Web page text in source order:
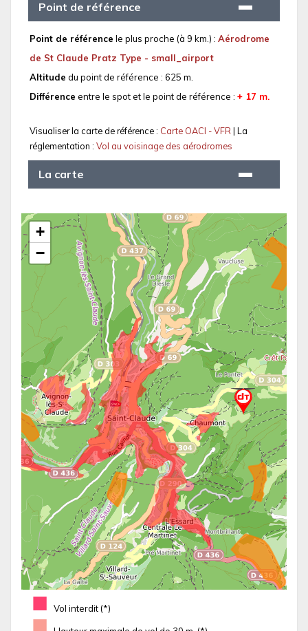
Point de référence
Point de référence le plus proche (à 9 km.) : Aérodrome
de St Claude Pratz Type - small_airport
Altitude du point de référence : 625 m.
Différence entre le spot et le point de référence : + 17 m.
Visualiser la carte de référence : Carte OACI - VFR| La
réglementation : Vol au voisinage des aérodromes
La carte
■ Vol interdit (*)